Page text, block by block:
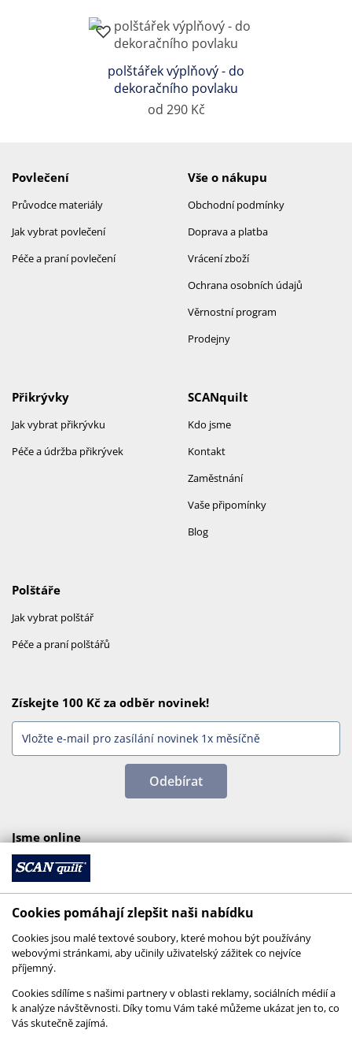
polštářek výplňový - do
dekoračního povlaku
od 290 Kč
Povlečení
Průvodce materiály
Jak vybrat povlečení
Péče a praní povlečení
Vše o nákupu
Obchodní podmínky
Doprava a platba
Vrácení zboží
Ochrana osobních údajů
Věrnostní program
Prodejny
SCANquilt
Kdo jsme
Kontakt
Zaměstnání
Vaše připomínky
Blog
Přikrývky
Jak vybrat přikrývku
Péče a údržba přikrývek
Polštáře
Jak vybrat polštář
Péče a praní polštářů
Získejte 100 Kč za odběr novinek!
Odebírat
Jsme online
© 2026 SCANquilt - všechna práva vyhrazena
Cookies pomáhají zlepšit naši nabídku
Cookies jsou malé textové soubory, které mohou být používány
webovými stránkami, aby učinily uživatelský zážitek co nejvíce
příjemný.
Cookies sdílíme s našimi partnery v oblasti reklamy, sociálních médií a
k analýze návštěvnosti. Díky tomu Vám také můžeme ukázat jen to, co
Vás skutečně zajímá.